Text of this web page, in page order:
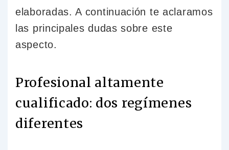
elaboradas. A continuación te aclaramos
las principales dudas sobre este
aspecto.
Profesional altamente
cualificado: dos regímenes
diferentes